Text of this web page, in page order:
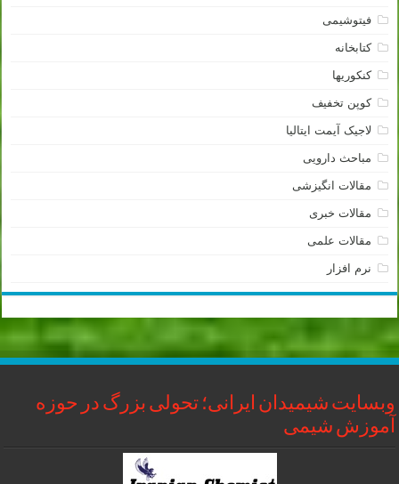
فیتوشیمی
کتابخانه
کنکوریها
کوپن تخفیف
لاجیک آیمت ایتالیا
مباحث دارویی
مقالات انگیزشی
مقالات خبری
مقالات علمی
نرم افزار
وبسایت شیمیدان ایرانی؛ تحولی بزرگ در حوزه
آموزش شیمی